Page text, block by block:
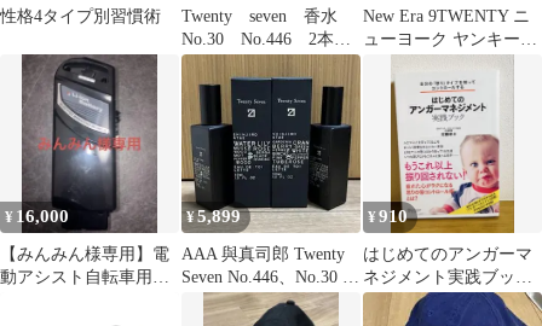
性格4タイプ別習慣術
Twenty seven 香水
No.30 No.446 2本セ
ット
New Era 9TWENTY ニ
ューヨーク ヤンキース
¥ 16,000
【みんみん様専用】電
動アシスト自転車用バ
¥ 5,899
AAA 與真司郎 Twenty
Seven No.446、No.30 香
¥910
はじめてのアンガーマ
ネジメント実践ブック
安藤俊介